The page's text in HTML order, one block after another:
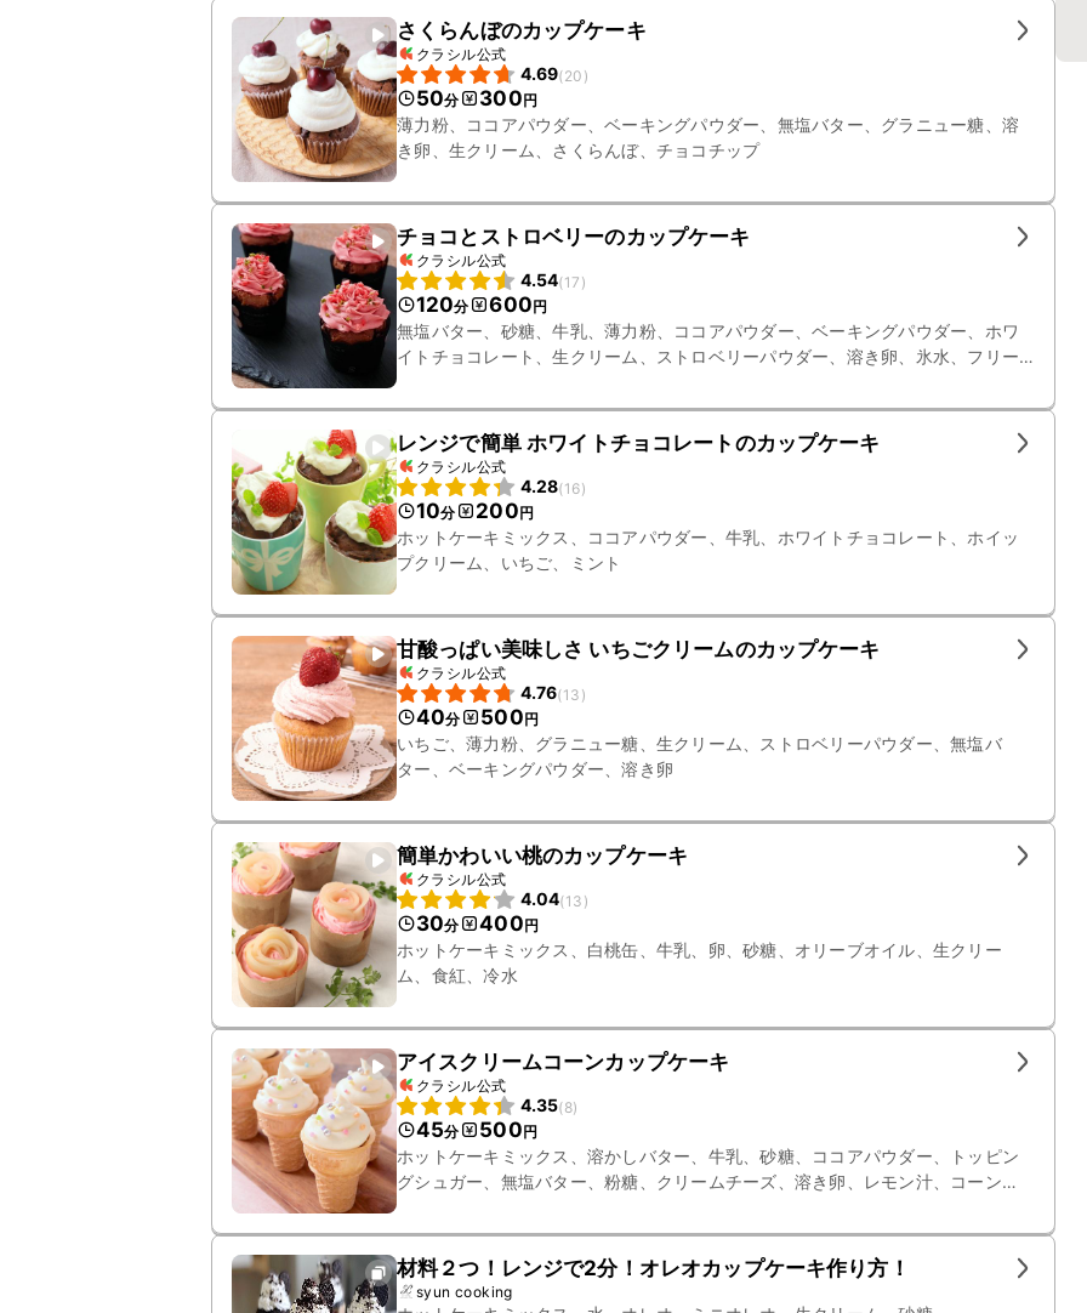
さくらんぼのカップケーキ
クラシル公式
4.69(20 )
50分 300円
薄力粉、ココアパウダー、ベーキングパウダー、無塩バター、グラニュー糖、溶
き卵、生クリーム、さくらんぼ、チョコチップ
チョコとストロベリーのカップケーキ
クラシル公式
4.54(17 )
120分 600円
無塩バター、砂糖、牛乳、薄力粉、ココアパウダー、ベーキングパウダー、ホワ
イトチョコレート、生クリーム、ストロベリーパウダー、溶き卵、氷水、フリー
レンジで簡単 ホワイトチョコレートのカップケーキ
クラシル公式
4.28(16)
10分 200円
ホットケーキミックス、ココアパウダー、牛乳、ホワイトチョコレート、ホイッ
プクリーム、いちご、ミント
甘酸っぱい美味しさ いちごクリームのカップケーキ
クラシル公式
4.76(13 )
40分 500円
いちご、薄力粉、グラニュー糖、生クリーム、ストロベリーパウダー、無塩バ
ター、ベーキングパウダー、溶き卵
簡単かわいい桃のカップケーキ
クラシル公式
4.04(13 )
30分 400円
ホットケーキミックス、白桃缶、牛乳、卵、砂糖、オリーブオイル、生クリー
ム、食紅、冷水
アイスクリームコーンカップケーキ
クラシル公式
4.35(8)
45分 500円
ホットケーキミックス、溶かしバター、牛乳、砂糖、ココアパウダー、トッピン
グシュガー、無塩バター、粉糖、クリームチーズ、溶き卵、レモン汁、コーン
材料２つ！レンジで2分！オレオカップケーキ作り方！
syun cooking